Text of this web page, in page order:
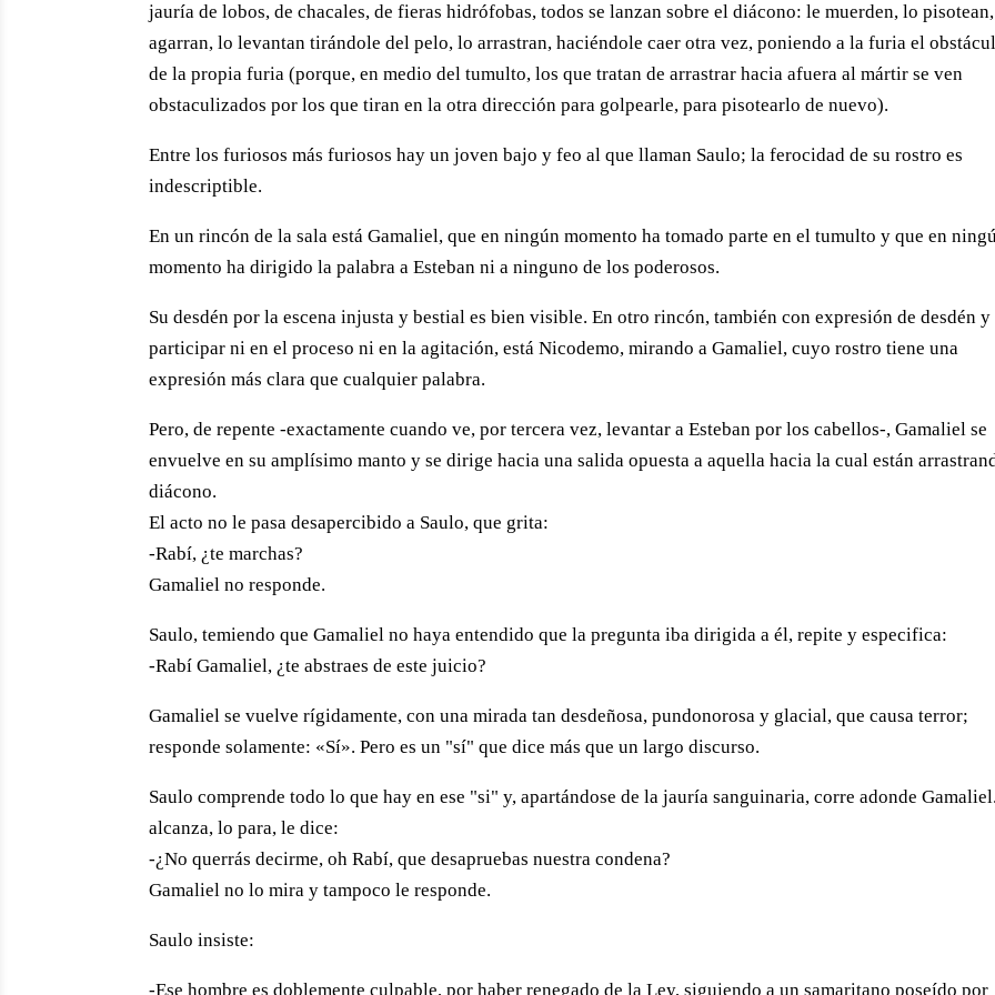
jauría de lobos, de chacales, de fieras hidrófobas, todos se lanzan sobre el diácono: le muerden, lo
agarran, lo levantan tirándole del pelo, lo arrastran, haciéndole caer otra vez, poniendo a la furia el
de la propia furia (porque, en medio del tumulto, los que tratan de arrastrar hacia afuera al mártir se ven
obstaculizados por los que tiran en la otra dirección para golpearle, para pisotearlo de nuevo).
Entre los furiosos más furiosos hay un joven bajo y feo al que llaman Saulo; la ferocidad de su rostro es
indescriptible.
En un rincón de la sala está Gamaliel, que en ningún momento ha tomado parte en el tumulto y que en
momento ha dirigido la palabra a Esteban ni a ninguno de los poderosos.
Su desdén por la escena injusta y bestial es bien visible. En otro rincón, también con expresión de desdén
participar ni en el proceso ni en la agitación, está Nicodemo, mirando a Gamaliel, cuyo rostro tiene una
expresión más clara que cualquier palabra.
Pero, de repente -exactamente cuando ve, por tercera vez, levantar a Esteban por los cabellos-, Gamaliel se
envuelve en su amplísimo manto y se dirige hacia una salida opuesta a aquella hacia la cual están
diácono.
El acto no le pasa desapercibido a Saulo, que grita:
-Rabí, ¿te marchas?
Gamaliel no responde.
Saulo, temiendo que Gamaliel no haya entendido que la pregunta iba dirigida a él, repite y especifica:
-Rabí Gamaliel, ¿te abstraes de este juicio?
Gamaliel se vuelve rígidamente, con una mirada tan desdeñosa, pundonorosa y glacial, que causa terror;
responde solamente: «Sí». Pero es un "sí" que dice más que un largo discurso.
Saulo comprende todo lo que hay en ese "si" y, apartándose de la jauría sanguinaria, corre adonde
alcanza, lo para, le dice:
-¿No querrás decirme, oh Rabí, que desapruebas nuestra condena?
Gamaliel no lo mira y tampoco le responde.
Saulo insiste:
-Ese hombre es doblemente culpable, por haber renegado de la Ley, siguiendo a un samaritano poseído por